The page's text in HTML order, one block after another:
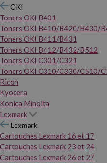
OKI
Toners OKI B401
Toners OKI B410/B420/B430/
Toners OKI B411/B431
Toners OKI B412/B432/B512
Toners OKI C301/C321
Toners OKI C310/C330/C510/
Ricoh
Kyocera
Konica Minolta
Lexmark
Lexmark
Cartouches Lexmark 16 et 17
Cartouches Lexmark 23 et 24
Cartouches Lexmark 26 et 27